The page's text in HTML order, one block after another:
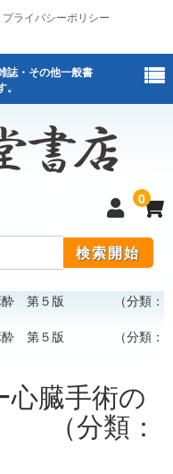
プライバシーポリシー
誌・その他一般書
0
麻酔 第５版 （分類：
麻酔 第５版 （分類：
心臓手術の
分類：